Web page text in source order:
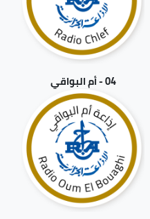
04 - أم البواقي